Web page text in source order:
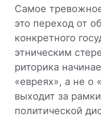
Самое
это переход от
конкретного
этническим
риторика
«евреях», а не о
выходит за
политической